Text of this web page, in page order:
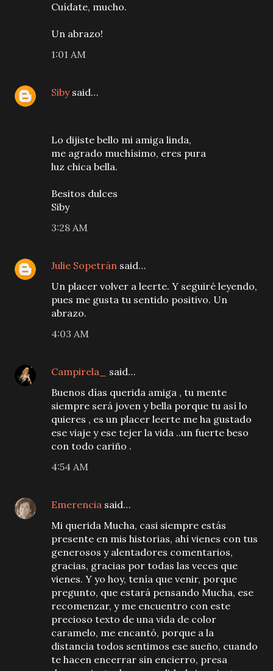
Cuídate, mucho.
Un abrazo!
1:01 AM
Sibysaid…
Lo dijiste bello mi amiga linda,
me agrado muchísimo, eres pura
luz chica bella.
Besitos dulces
Siby
3:28 AM
Julie Sopetrán said…
Un placer volver a leerte. Y seguiré leyendo,
pues me gusta tu sentido positivo. Un
abrazo.
4:03 AM
Campirela_
said…
Buenos días querida amiga , tu mente
siempre será joven y bella porque tu así lo
quieres , es un placer leerte me ha gustado
ese viaje y ese tejer la vida ..un fuerte beso
con todo cariño .
4:54 AM
Emerencia said…
Mi querida Mucha, casi siempre estás
presente en mis historias, ahí vienes con tus
generosos y alentadores comentarios,
gracias, gracias por todas las veces que
vienes. Y yo hoy, tenía que venir, porque
pregunto, que estará pensando Mucha, ese
recomenzar, y me encuentro con este
precioso texto de una vida de color
caramelo, me encantó, porque a la
distancia todos sentimos ese sueño, cuando
te hacen encerrar sin encierro, presa